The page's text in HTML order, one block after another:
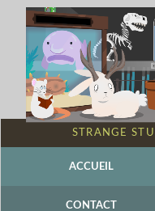
STRANGE
ACCUEIL
CONTACT